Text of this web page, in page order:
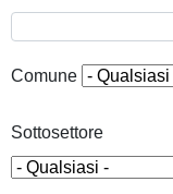
Comune
Sottosettore